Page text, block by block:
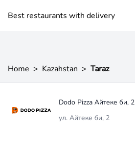
Best restaurants with delivery
Home > Kazahstan > Taraz
Dodo Pizza Айтеке би, 2
ул. Айтеке би, 2